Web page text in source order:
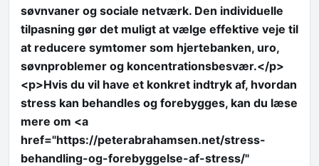
søvnvaner og sociale netværk. Den individuelle
tilpasning gør det muligt at vælge effektive veje til
at reducere symtomer som hjertebanken, uro,
søvnproblemer og koncentrationsbesvær.</p>
<p>Hvis du vil have et konkret indtryk af, hvordan
stress kan behandles og forebygges, kan du læse
mere om <a
href="https://peterabrahamsen.net/stress-
behandling-og-forebyggelse-af-stress/"